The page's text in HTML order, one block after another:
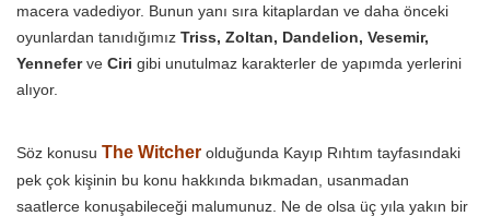
macera vadediyor. Bunun yanı sıra kitaplardan ve daha önceki
oyunlardan tanıdığımız Triss, Zoltan, Dandelion, Vesemir,
Yenneferve Ciri gibi unutulmaz karakterler de yapımda yerlerini
alıyor.
Söz konusu The Witcher olduğunda Kayıp Rıhtım tayfasındaki
pek çok kişinin bu konu hakkında bıkmadan, usanmadan
saatlerce konuşabileceği malumunuz. Ne de olsa üç yıla yakın bir